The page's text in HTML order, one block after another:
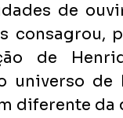
de
consagrou,
de
universo de
diferente da